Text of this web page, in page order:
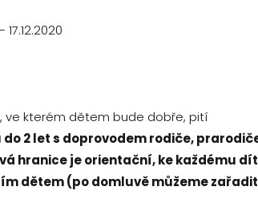
kterém dětem bude dobře, pití
do 2 let s doprovodem rodiče,
hranice je orientační, ke každému
dětem (po domluvě můžeme